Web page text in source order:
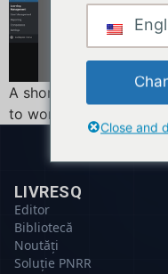
A short tutorial. Easy
to work with Wordpress.
LIVRESQ
Editor
Bibliotecă
Noutăți
Soluție PNRR
Close and